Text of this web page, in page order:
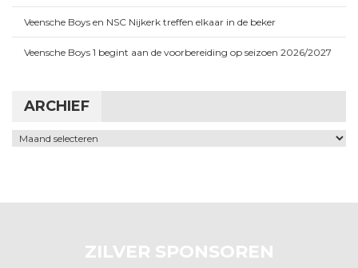
Veensche Boys en NSC Nijkerk treffen elkaar in de beker
Veensche Boys 1 begint aan de voorbereiding op seizoen 2026/2027
ARCHIEF
Archief
ZILVER SPONSOREN